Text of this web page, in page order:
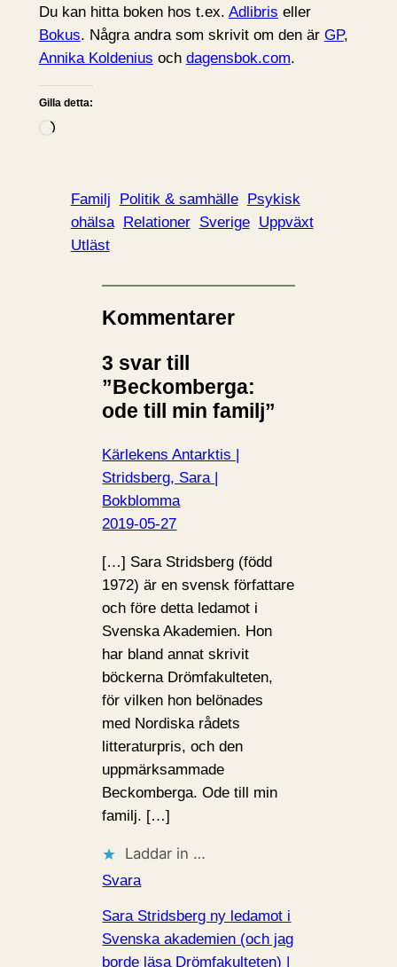
Du kan hitta boken hos t.ex. Adlibris eller
Bokus. Några andra som skrivit om den är GP,
Annika Koldenius och dagensbok.com.
Gilla detta:
L
Familj Politik & samhälle
Psykisk
ohälsa
Relationer Sverige Uppväxt
Utläst
Kommentarer
3 svar till
”Beckomberga:
ode till min familj”
Kärlekens Antarktis |
Stridsberg, Sara |
Bokblomma
2019-05-27
[…] Sara Stridsberg (född
1972) är en svensk författare
och före detta ledamot i
Svenska Akademien. Hon
har bland annat skrivit
böckerna Drömfakulteten,
för vilken hon belönades
med Nordiska rådets
litteraturpris, och den
uppmärksammade
Beckomberga. Ode till min
familj. […]
Laddar in …
Svara
Sara Stridsberg ny ledamot i
Svenska akademien (och jag
borde läsa Drömfakulteten) |